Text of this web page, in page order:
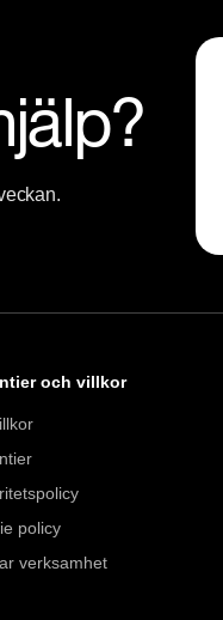
och villkor
policy
verksamhet